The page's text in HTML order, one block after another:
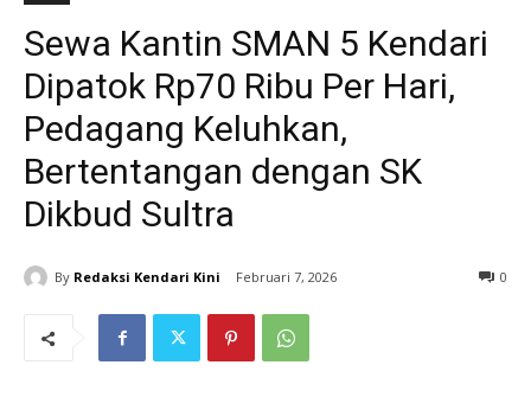
Sewa Kantin SMAN 5 Kendari
Dipatok Rp70 Ribu Per Hari,
Pedagang Keluhkan,
Bertentangan dengan SK
Dikbud Sultra
By Redaksi Kendari Kini Februari 7, 2026 0